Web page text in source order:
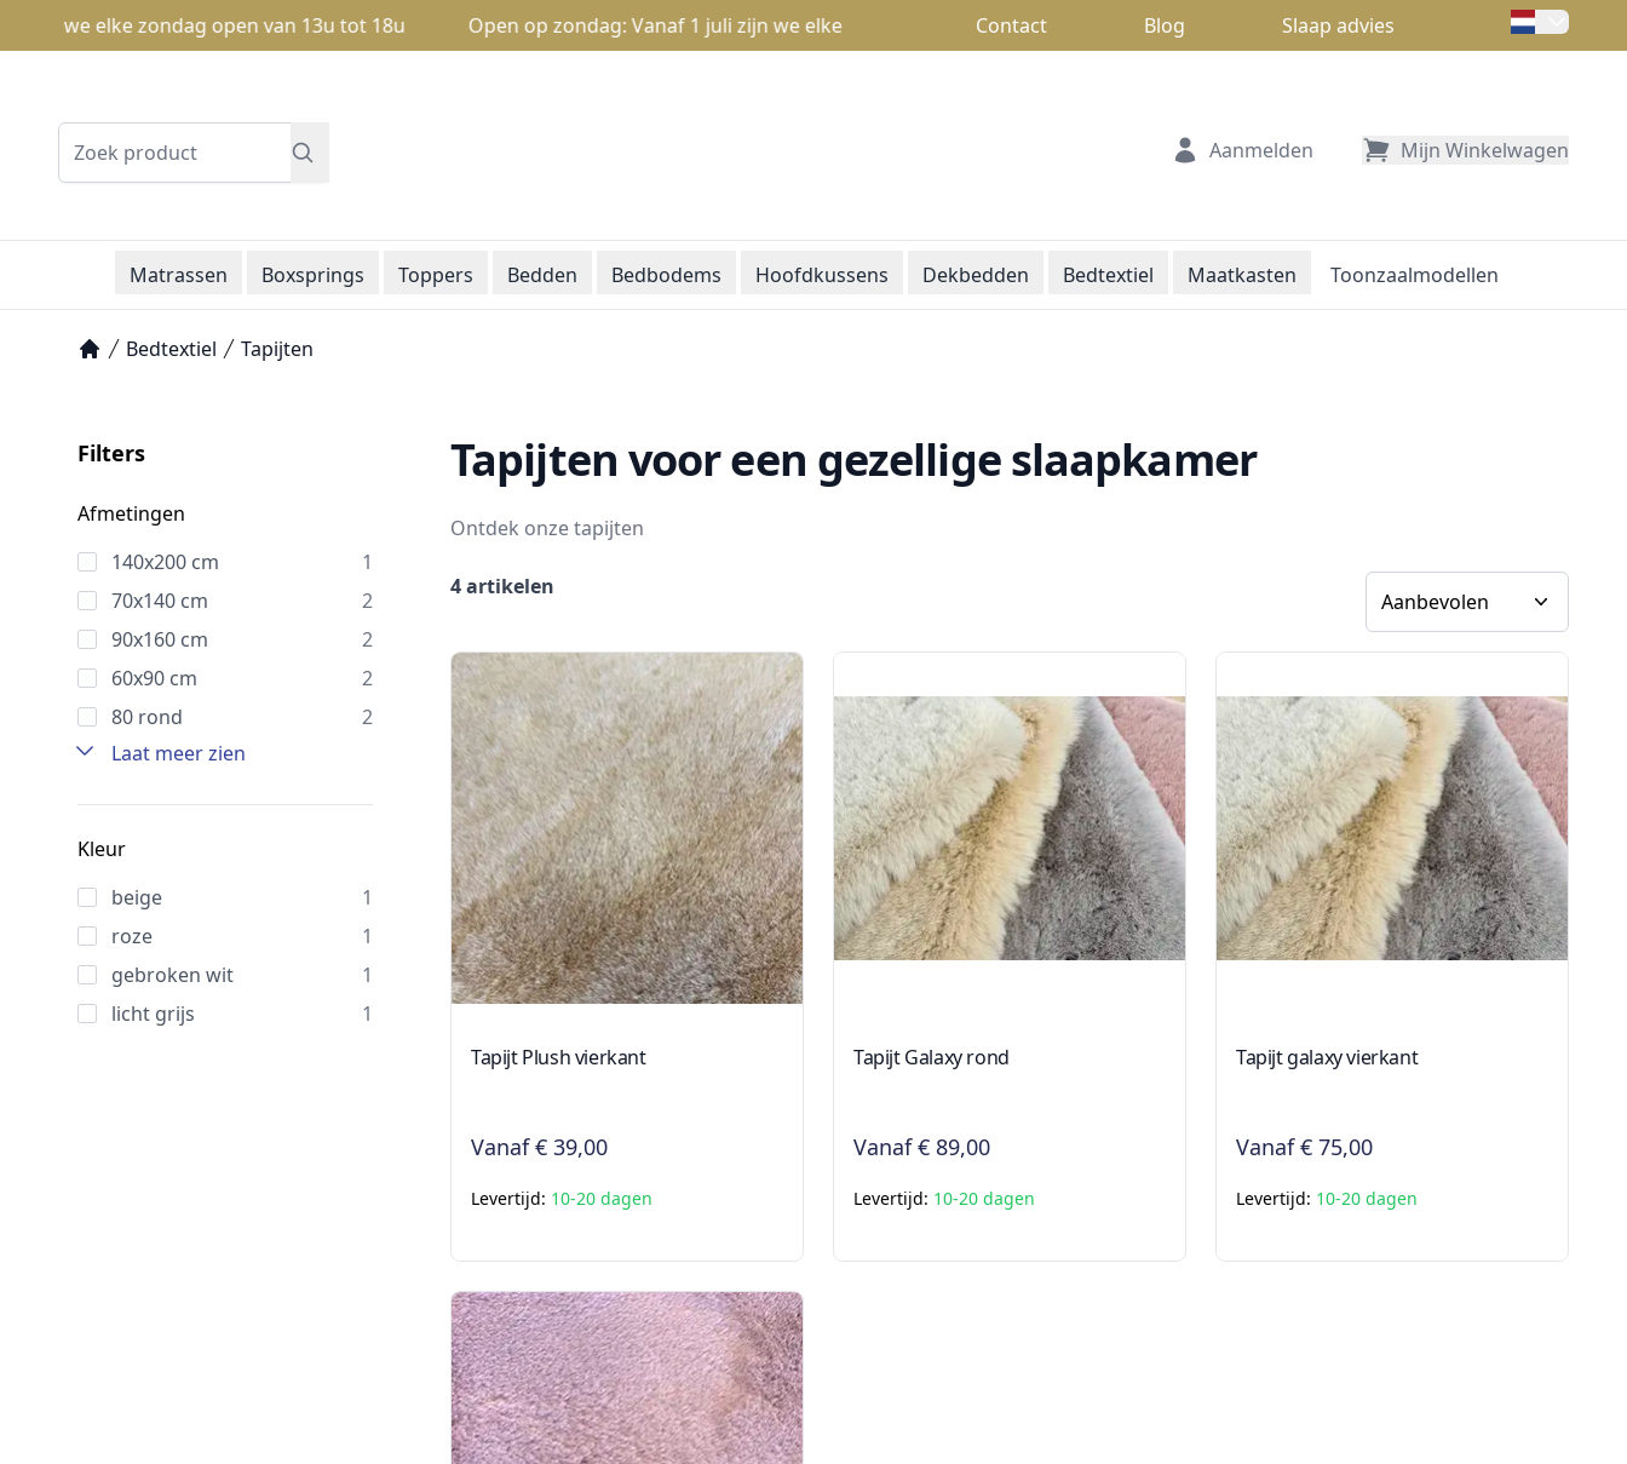
elke zondag open van 13u tot 18u Open op zondag: Vanaf 1 juli zijn we elke zondag open van 13u tot 18u
Contact Blog Slaap advies
Zoeken
Aanmelden Mijn Winkelwagen
Matrassen Boxsprings Toppers Bedden Bedbodems Hoofdkussens Dekbedden Bedtextiel Maatkasten Toonzaalmodellen
Bedtextiel Tapijten
Filters
Afmetingen
140x200 cm
1
70x140 cm
2
90x160 cm
2
60x90 cm
2
80 rond
2
Laat meer zien
Kleur
beige
1
roze
1
gebroken wit
1
licht grijs
1
Tapijten voor een gezellige slaapkamer
Ontdek onze tapijten
4 artikelen Sorteer op
Tapijt Plush vierkant
Vanaf€ 39,00
Levertijd: 10-20 dagen
Tapijt Galaxy rond
Vanaf€ 89,00
Levertijd: 10-20 dagen
Tapijt galaxy vierkant
Vanaf€ 75,00
Levertijd: 10-20 dagen